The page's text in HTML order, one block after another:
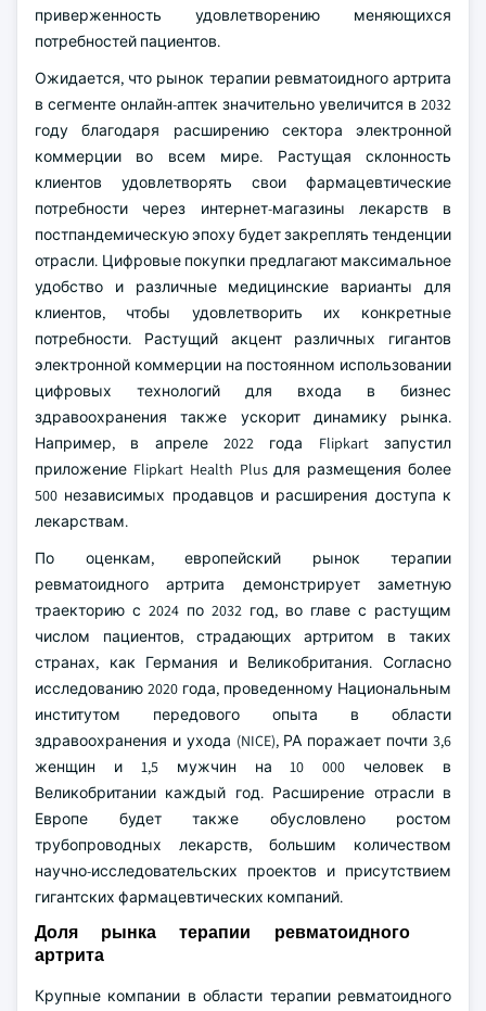
приверженность удовлетворению меняющихся
потребностей пациентов.
Ожидается, что рынок терапии ревматоидного артрита
в сегменте онлайн-аптек значительно увеличится в 2032
году благодаря расширению сектора электронной
коммерции во всем мире. Растущая склонность
клиентов удовлетворять свои фармацевтические
потребности через интернет-магазины лекарств в
постпандемическую эпоху будет закреплять тенденции
отрасли. Цифровые покупки предлагают максимальное
удобство и различные медицинские варианты для
клиентов, чтобы удовлетворить их конкретные
потребности. Растущий акцент различных гигантов
электронной коммерции на постоянном использовании
цифровых технологий для входа в бизнес
здравоохранения также ускорит динамику рынка.
Например, в апреле 2022 года Flipkart запустил
приложение Flipkart Health Plus для размещения более
500 независимых продавцов и расширения доступа к
лекарствам.
По оценкам, европейский рынок терапии
ревматоидного артрита демонстрирует заметную
траекторию с 2024 по 2032 год, во главе с растущим
числом пациентов, страдающих артритом в таких
странах, как Германия и Великобритания. Согласно
исследованию 2020 года, проведенному Национальным
институтом передового опыта в области
здравоохранения и ухода (NICE), РА поражает почти 3,6
женщин и 1,5 мужчин на 10 000 человек в
Великобритании каждый год. Расширение отрасли в
Европе будет также обусловлено ростом
трубопроводных лекарств, большим количеством
научно-исследовательских проектов и присутствием
гигантских фармацевтических компаний.
Доля рынка терапии ревматоидного
артрита
Крупные компании в области терапии ревматоидного